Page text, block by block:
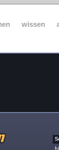
wissen